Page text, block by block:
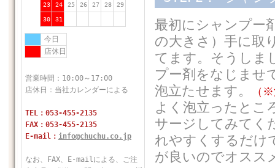
23 24 25 26 27 28 29
30 31
今日
店休日
営業時間：10:00～17:00
店休日：当社カレンダーによる
TEL：053-455-2135
FAX：053-455-2135
E-mail： info@chuchu.co.jp
なお、FAX、E-mailによる、ご注
最初にシャンプー
の大きさ）手に取
てます。そうしま
プー剤をなじませ
泡立たせます。
（
よく泡立ったとこ
サージしてみてく
れやすくするだけ
が良いのでオスス